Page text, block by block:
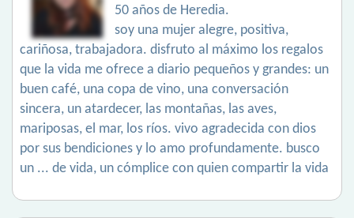
50 años de Heredia.
soy una mujer alegre, positiva,
cariñosa, trabajadora. disfruto al máximo los regalos
que la vida me ofrece a diario pequeños y grandes: un
buen café, una copa de vino, una conversación
sincera, un atardecer, las montañas, las aves,
mariposas, el mar, los ríos. vivo agradecida con dios
por sus bendiciones y lo amo profundamente. busco
un ... de vida, un cómplice con quien compartir la vida